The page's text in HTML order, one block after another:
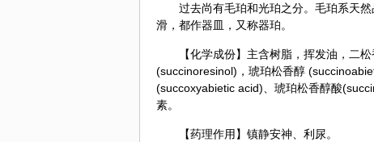
过去尚有毛珀和光珀之分。毛珀系天
滑，都作器皿，又称器珀。
【化学成份】主含树脂，挥发油，二
(succinoresinol)，琥珀松香醇
(succoxyabietic acid)、琥珀松香醇酸
素。
【药理作用】镇静安神、利尿。